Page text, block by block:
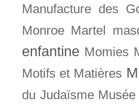
Manufacture des
Monroe Martel
enfantine Momies
Motifs et Matières
du Judaïsme